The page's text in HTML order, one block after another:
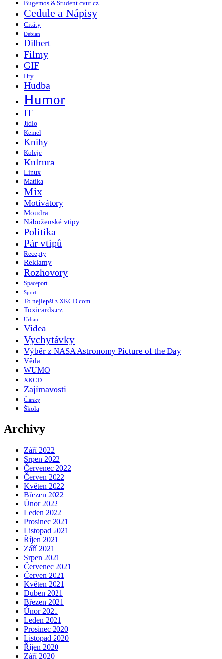
Bugemos & Student.cvut.cz
Cedule a Nápisy
Citáty
Debian
Dilbert
Filmy
GIF
Hry
Hudba
Humor
IT
Jídlo
Kemel
Knihy
Koleje
Kultura
Linux
Matika
Mix
Motivátory
Moudra
Náboženské vtipy
Politika
Pár vtipů
Recepty
Reklamy
Rozhovory
Spaceport
Sport
To nejlepší z XKCD.com
Toxicards.cz
Urban
Videa
Vychytávky
Výběr z NASA Astronomy Picture of the Day
Věda
WUMO
XKCD
Zajímavosti
Články
Škola
Archivy
Září 2022
Srpen 2022
Červenec 2022
Červen 2022
Květen 2022
Březen 2022
Únor 2022
Leden 2022
Prosinec 2021
Listopad 2021
Říjen 2021
Září 2021
Srpen 2021
Červenec 2021
Červen 2021
Květen 2021
Duben 2021
Březen 2021
Únor 2021
Leden 2021
Prosinec 2020
Listopad 2020
Říjen 2020
Září 2020